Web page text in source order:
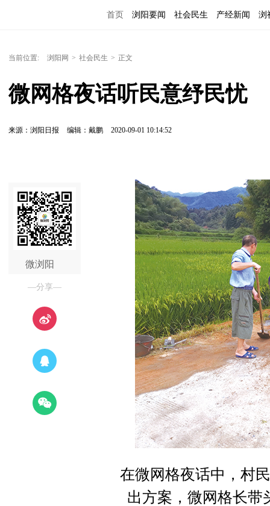
首页 浏阳要闻 社会民生 产经新闻 浏
当前位置: 浏阳网 > 社会民生 > 正文
微网格夜话听民意纾民忧
来源：浏阳日报 编辑：戴鹏 2020-09-01 10:14:52
微浏阳
—分享—
在微网格夜话中，村
出方案，微网格长带